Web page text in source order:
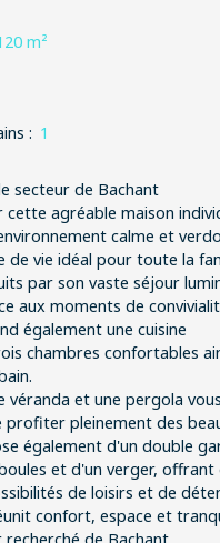
m²
: 1
secteur de Bachant
cette agréable maison
calme et
de vie idéal pour toute la
par son vaste séjour
aux moments de
également une cuisine
chambres confortables
véranda et une pergola vous
pleinement des
également d'un double
et d'un verger, offrant
de loisirs et de
confort, espace et